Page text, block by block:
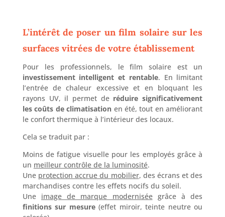
L’intérêt de poser un film solaire sur les
surfaces vitrées de votre établissement
Pour les professionnels, le film solaire est un
investissement intelligent et rentable. En limitant
l’entrée de chaleur excessive et en bloquant les
rayons UV, il permet de réduire significativement
les coûts de climatisation en été, tout en améliorant
le confort thermique à l’intérieur des locaux.
Cela se traduit par :
Moins de fatigue visuelle pour les employés grâce à
un meilleur contrôle de la luminosité.
Une protection accrue du mobilier, des écrans et des
marchandises contre les effets nocifs du soleil.
Une image de marque moderniséegrâce à des
finitions sur mesure(effet miroir, teinte neutre ou